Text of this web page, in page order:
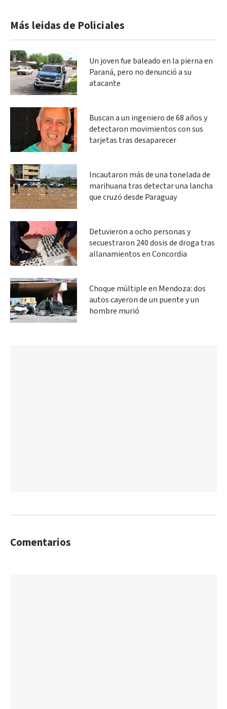
Más leidas de Policiales
Un joven fue baleado en la pierna en
Paraná, pero no denunció a su
atacante
Buscan a un ingeniero de 68 años y
detectaron movimientos con sus
tarjetas tras desaparecer
Incautaron más de una tonelada de
marihuana tras detectar una lancha
que cruzó desde Paraguay
Detuvieron a ocho personas y
secuestraron 240 dosis de droga tras
allanamientos en Concordia
Choque múltiple en Mendoza: dos
autos cayeron de un puente y un
hombre murió
Comentarios